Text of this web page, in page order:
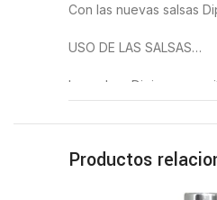
Con las nuevas salsas
USO DE LAS SALSAS…
Las salsas Dipi no
dosificación se hará
para disfrutar.
Salsa sabor pollo
Productos